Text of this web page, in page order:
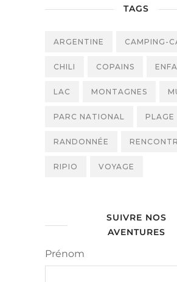
TAGS
ARGENTINE CAMPING-
CHILI COPAINS
LAC MONTAGNES
PARC NATIONAL PLAGE
RANDONNÉE
RIPIO VOYAGE
SUIVRE NOS
AVENTURES
Prénom